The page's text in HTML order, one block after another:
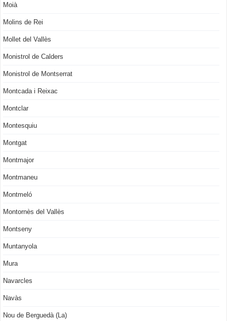
Moià
Molins de Rei
Mollet del Vallès
Monistrol de Calders
Monistrol de Montserrat
Montcada i Reixac
Montclar
Montesquiu
Montgat
Montmajor
Montmaneu
Montmeló
Montornès del Vallès
Montseny
Muntanyola
Mura
Navarcles
Navàs
Nou de Berguedà (La)